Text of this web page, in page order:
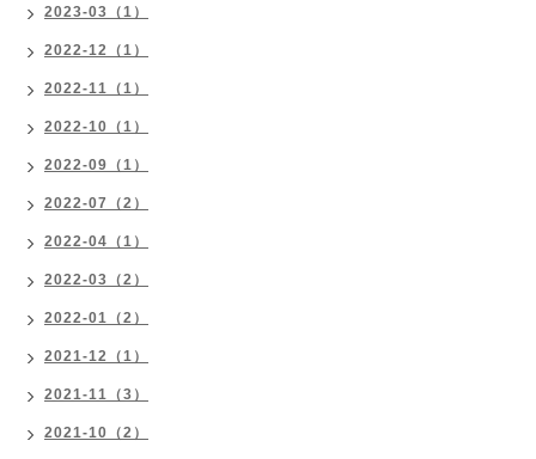
2023-03（1）
2022-12（1）
2022-11（1）
2022-10（1）
2022-09（1）
2022-07（2）
2022-04（1）
2022-03（2）
2022-01（2）
2021-12（1）
2021-11（3）
2021-10（2）